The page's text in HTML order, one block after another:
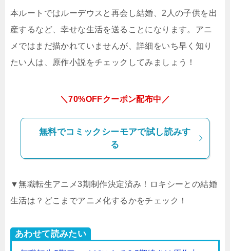
本ルートではルーデウスと再会し結婚、2人の子供を出
産するなど、幸せな生活を送ることになります。アニ
メではまだ描かれていませんが、詳細をいち早く知り
たい人は、原作小説をチェックしてみましょう！
＼70%OFFクーポン配布中／
無料でコミックシーモアで試し読みす
る
▼無職転生アニメ3期制作決定済み！ロキシーとの結婚
生活は？どこまでアニメ化するかをチェック！
あわせて読みたい